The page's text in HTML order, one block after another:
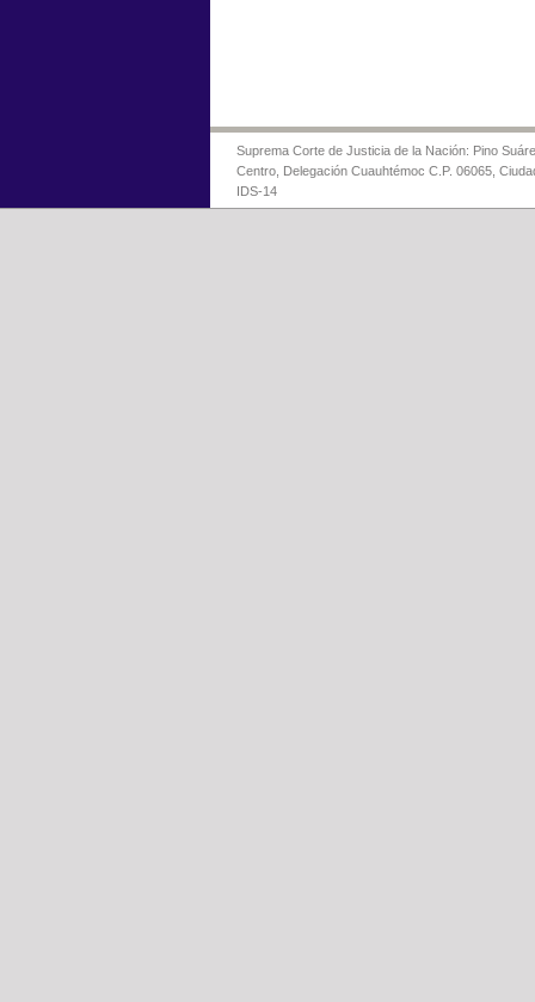
Suprema Corte de Justicia de la Nación: Pino
Centro, Delegación Cuauhtémoc C.P. 06065,
IDS-14